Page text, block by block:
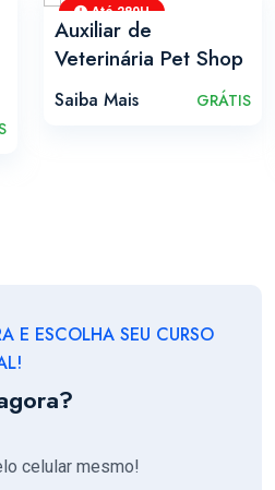
Até 280H
Auxiliar de
Veterinária Pet Shop
Saiba Mais GRÁTIS
E ESCOLHA SEU CURSO
celular mesmo!